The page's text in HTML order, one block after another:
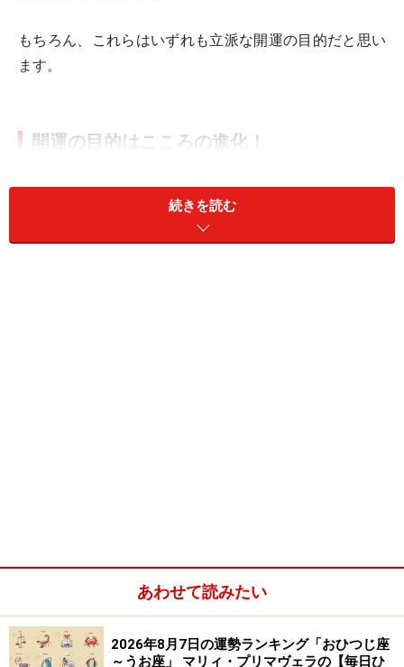
もちろん、これらはいずれも立派な開運の目的だと思い
ます。
開運の目的はこころの進化！
だけでなく「わたしたちが持って生まれたキャラクター
を活かしながら、社会の役にたって、毎日、安心して幸
とが私達に神様から与えられた役割なのではないでしょ
お金や物は、私達が人生という長い修行場で「こころの
続きを読む
あわせて読みたい
2026年8月7日の運勢ランキング「おひつじ座
～うお座」 マリィ・プリマヴェラの【毎日ひ